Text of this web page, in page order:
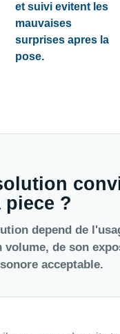
et suivi evitent les
mauvaises
surprises apres la
pose.
piece ?
depend de
volume, de son
acceptable.